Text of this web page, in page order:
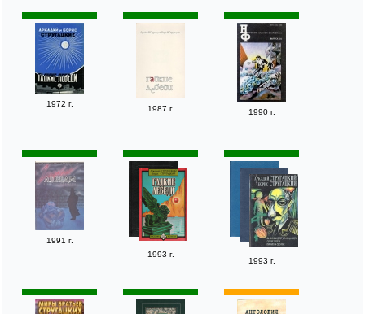
1972 г.
1987 г. 1990 г.
1991 г.
1993 г.
1993 г.